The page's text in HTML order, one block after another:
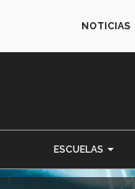
NOTICIAS
ESCUELAS